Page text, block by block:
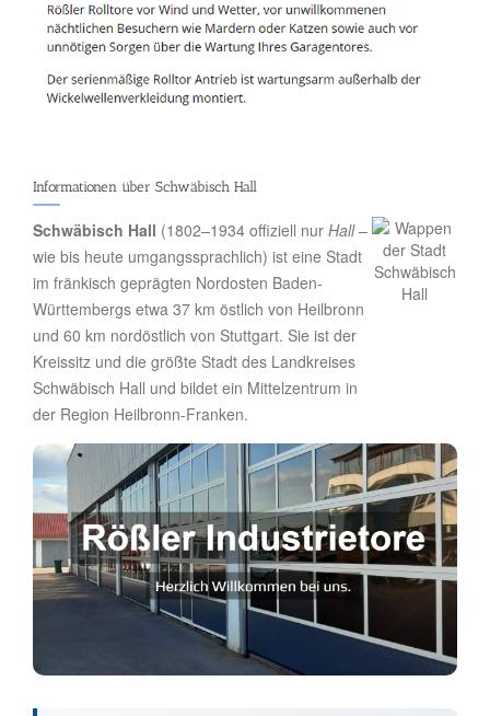
Informationen über Schwäbisch Hall
Schwäbisch Hall (1802–1934 offiziell nur Hall–
wie bis heute umgangssprachlich) ist eine Stadt
im fränkisch geprägten Nordosten Baden-
Württembergs etwa 37 km östlich von Heilbronn
und 60 km nordöstlich von Stuttgart. Sie ist der
Kreissitz und die größte Stadt des Landkreises
Schwäbisch Hall und bildet ein Mittelzentrum in
der Region Heilbronn-Franken.